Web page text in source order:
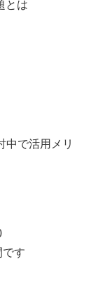
とは
で活用メリ
す